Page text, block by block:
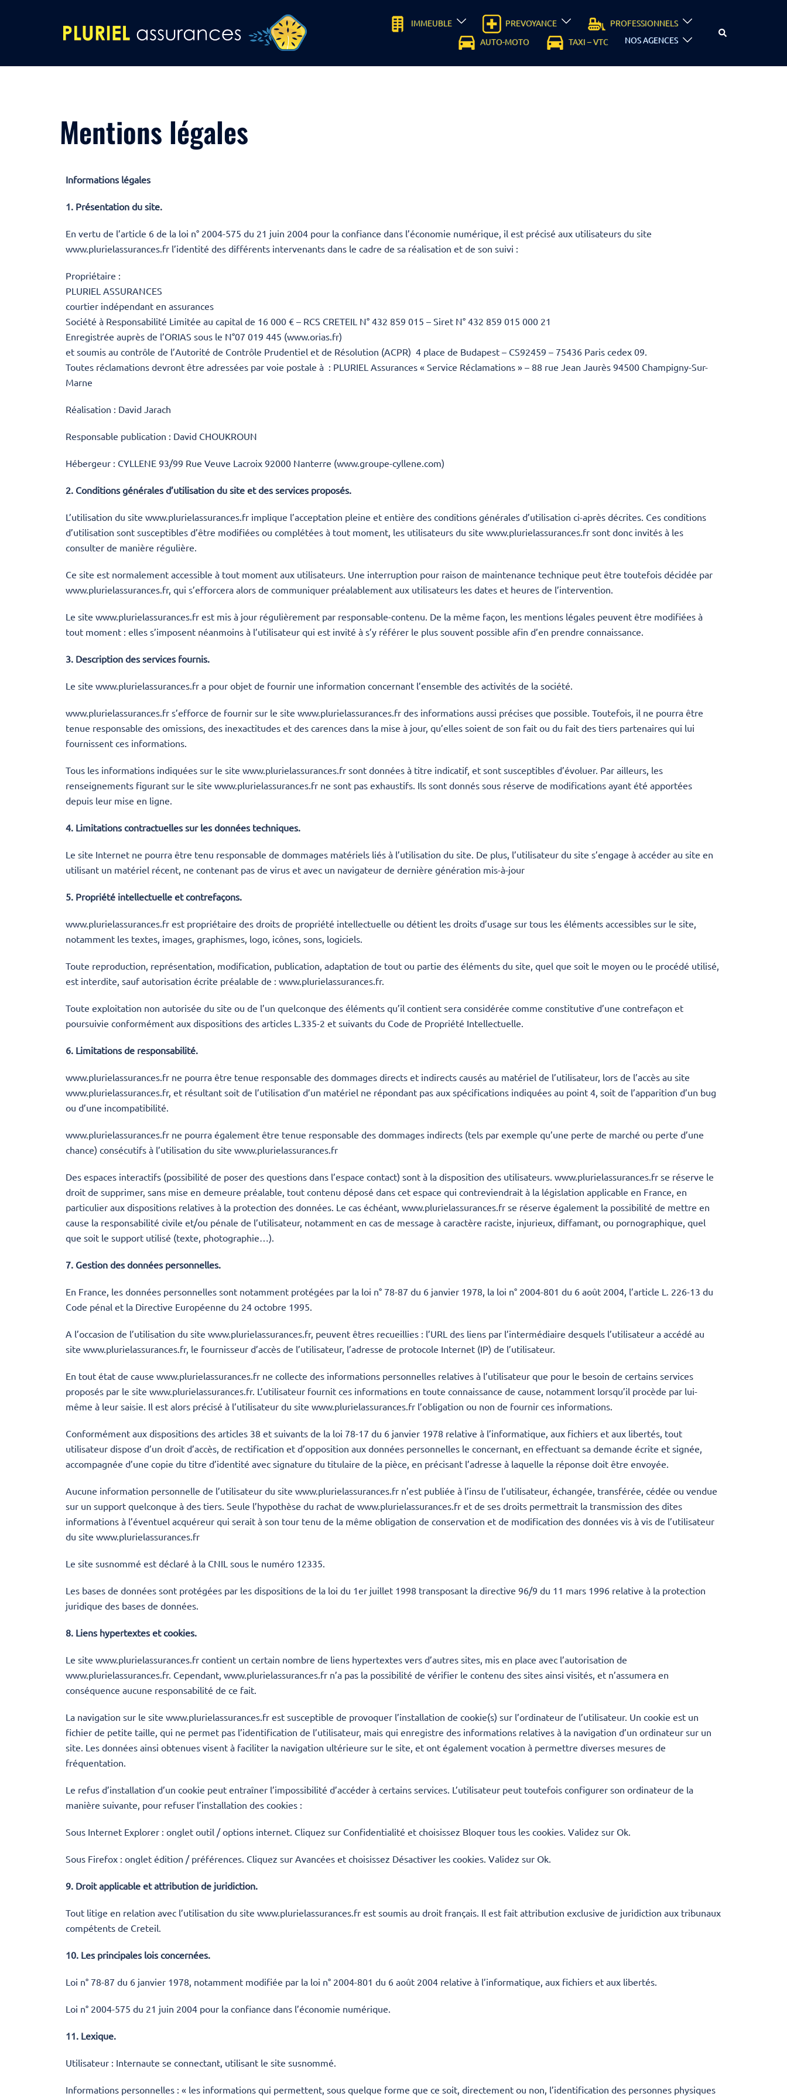
IMMEUBLE PREVOYANCE
PROFESSIONNELS
AUTO-MOTO
TAXI – VTC NOS AGENCES
Mentions légales
Informations légales
1. Présentation du site.
En vertu de l’article 6 de la loi n° 2004-575 du 21 juin 2004 pour la confiance dans l’économie numérique, il est précisé aux utilisateurs du site
www.plurielassurances.fr l’identité des différents intervenants dans le cadre de sa réalisation et de son suivi :
Propriétaire :
PLURIEL ASSURANCES
courtier indépendant en assurances
Société à Responsabilité Limitée au capital de 16 000 € – RCS CRETEIL N° 432 859 015 – Siret N° 432 859 015 000 21
Enregistrée auprès de l’ORIAS sous le N°07 019 445 (www.orias.fr)
et soumis au contrôle de l’Autorité de Contrôle Prudentiel et de Résolution (ACPR) 4 place de Budapest – CS92459 – 75436 Paris cedex 09.
Toutes réclamations devront être adressées par voie postale à : PLURIEL Assurances « Service Réclamations » – 88 rue Jean Jaurès 94500 Champigny-Sur-
Marne
Réalisation : David Jarach
Responsable publication : David CHOUKROUN
Hébergeur : CYLLENE 93/99 Rue Veuve Lacroix 92000 Nanterre (www.groupe-cyllene.com)
2. Conditions générales d’utilisation du site et des services proposés.
L’utilisation du site www.plurielassurances.fr implique l’acceptation pleine et entière des conditions générales d’utilisation ci-après décrites. Ces conditions
d’utilisation sont susceptibles d’être modifiées ou complétées à tout moment, les utilisateurs du site www.plurielassurances.fr sont donc invités à les
consulter de manière régulière.
Ce site est normalement accessible à tout moment aux utilisateurs. Une interruption pour raison de maintenance technique peut être toutefois décidée par
www.plurielassurances.fr, qui s’efforcera alors de communiquer préalablement aux utilisateurs les dates et heures de l’intervention.
Le site www.plurielassurances.fr est mis à jour régulièrement par responsable-contenu. De la même façon, les mentions légales peuvent être modifiées à
tout moment : elles s’imposent néanmoins à l’utilisateur qui est invité à s’y référer le plus souvent possible afin d’en prendre connaissance.
3. Description des services fournis.
Le site www.plurielassurances.fr a pour objet de fournir une information concernant l’ensemble des activités de la société.
www.plurielassurances.fr s’efforce de fournir sur le site www.plurielassurances.fr des informations aussi précises que possible. Toutefois, il ne pourra être
tenue responsable des omissions, des inexactitudes et des carences dans la mise à jour, qu’elles soient de son fait ou du fait des tiers partenaires qui lui
fournissent ces informations.
Tous les informations indiquées sur le site www.plurielassurances.fr sont données à titre indicatif, et sont susceptibles d’évoluer. Par ailleurs, les
renseignements figurant sur le site www.plurielassurances.fr ne sont pas exhaustifs. Ils sont donnés sous réserve de modifications ayant été apportées
depuis leur mise en ligne.
4. Limitations contractuelles sur les données techniques.
Le site Internet ne pourra être tenu responsable de dommages matériels liés à l’utilisation du site. De plus, l’utilisateur du site s’engage à accéder au site en
utilisant un matériel récent, ne contenant pas de virus et avec un navigateur de dernière génération mis-à-jour
5. Propriété intellectuelle et contrefaçons.
www.plurielassurances.fr est propriétaire des droits de propriété intellectuelle ou détient les droits d’usage sur tous les éléments accessibles sur le site,
notamment les textes, images, graphismes, logo, icônes, sons, logiciels.
Toute reproduction, représentation, modification, publication, adaptation de tout ou partie des éléments du site, quel que soit le moyen ou le procédé utilisé,
est interdite, sauf autorisation écrite préalable de : www.plurielassurances.fr.
Toute exploitation non autorisée du site ou de l’un quelconque des éléments qu’il contient sera considérée comme constitutive d’une contrefaçon et
poursuivie conformément aux dispositions des articles L.335-2 et suivants du Code de Propriété Intellectuelle.
6. Limitations de responsabilité.
www.plurielassurances.fr ne pourra être tenue responsable des dommages directs et indirects causés au matériel de l’utilisateur, lors de l’accès au site
www.plurielassurances.fr, et résultant soit de l’utilisation d’un matériel ne répondant pas aux spécifications indiquées au point 4, soit de l’apparition d’un bug
ou d’une incompatibilité.
www.plurielassurances.fr ne pourra également être tenue responsable des dommages indirects (tels par exemple qu’une perte de marché ou perte d’une
chance) consécutifs à l’utilisation du site www.plurielassurances.fr
Des espaces interactifs (possibilité de poser des questions dans l’espace contact) sont à la disposition des utilisateurs. www.plurielassurances.fr se réserve le
droit de supprimer, sans mise en demeure préalable, tout contenu déposé dans cet espace qui contreviendrait à la législation applicable en France, en
particulier aux dispositions relatives à la protection des données. Le cas échéant, www.plurielassurances.fr se réserve également la possibilité de mettre en
cause la responsabilité civile et/ou pénale de l’utilisateur, notamment en cas de message à caractère raciste, injurieux, diffamant, ou pornographique, quel
que soit le support utilisé (texte, photographie…).
7. Gestion des données personnelles.
En France, les données personnelles sont notamment protégées par la loi n° 78-87 du 6 janvier 1978, la loi n° 2004-801 du 6 août 2004, l’article L. 226-13 du
Code pénal et la Directive Européenne du 24 octobre 1995.
A l’occasion de l’utilisation du site www.plurielassurances.fr, peuvent êtres recueillies : l’URL des liens par l’intermédiaire desquels l’utilisateur a accédé au
site www.plurielassurances.fr, le fournisseur d’accès de l’utilisateur, l’adresse de protocole Internet (IP) de l’utilisateur.
En tout état de cause www.plurielassurances.fr ne collecte des informations personnelles relatives à l’utilisateur que pour le besoin de certains services
proposés par le site www.plurielassurances.fr. L’utilisateur fournit ces informations en toute connaissance de cause, notamment lorsqu’il procède par lui-
même à leur saisie. Il est alors précisé à l’utilisateur du site www.plurielassurances.fr l’obligation ou non de fournir ces informations.
Conformément aux dispositions des articles 38 et suivants de la loi 78-17 du 6 janvier 1978 relative à l’informatique, aux fichiers et aux libertés, tout
utilisateur dispose d’un droit d’accès, de rectification et d’opposition aux données personnelles le concernant, en effectuant sa demande écrite et signée,
accompagnée d’une copie du titre d’identité avec signature du titulaire de la pièce, en précisant l’adresse à laquelle la réponse doit être envoyée.
Aucune information personnelle de l’utilisateur du site www.plurielassurances.fr n’est publiée à l’insu de l’utilisateur, échangée, transférée, cédée ou vendue
sur un support quelconque à des tiers. Seule l’hypothèse du rachat de www.plurielassurances.fr et de ses droits permettrait la transmission des dites
informations à l’éventuel acquéreur qui serait à son tour tenu de la même obligation de conservation et de modification des données vis à vis de l’utilisateur
du site www.plurielassurances.fr
Le site susnommé est déclaré à la CNIL sous le numéro 12335.
Les bases de données sont protégées par les dispositions de la loi du 1er juillet 1998 transposant la directive 96/9 du 11 mars 1996 relative à la protection
juridique des bases de données.
8. Liens hypertextes et cookies.
Le site www.plurielassurances.fr contient un certain nombre de liens hypertextes vers d’autres sites, mis en place avec l’autorisation de
www.plurielassurances.fr. Cependant, www.plurielassurances.fr n’a pas la possibilité de vérifier le contenu des sites ainsi visités, et n’assumera en
conséquence aucune responsabilité de ce fait.
La navigation sur le site www.plurielassurances.fr est susceptible de provoquer l’installation de cookie(s) sur l’ordinateur de l’utilisateur. Un cookie est un
fichier de petite taille, qui ne permet pas l’identification de l’utilisateur, mais qui enregistre des informations relatives à la navigation d’un ordinateur sur un
site. Les données ainsi obtenues visent à faciliter la navigation ultérieure sur le site, et ont également vocation à permettre diverses mesures de
fréquentation.
Le refus d’installation d’un cookie peut entraîner l’impossibilité d’accéder à certains services. L’utilisateur peut toutefois configurer son ordinateur de la
manière suivante, pour refuser l’installation des cookies :
Sous Internet Explorer : onglet outil / options internet. Cliquez sur Confidentialité et choisissez Bloquer tous les cookies. Validez sur Ok.
Sous Firefox : onglet édition / préférences. Cliquez sur Avancées et choisissez Désactiver les cookies. Validez sur Ok.
9. Droit applicable et attribution de juridiction.
Tout litige en relation avec l’utilisation du site www.plurielassurances.fr est soumis au droit français. Il est fait attribution exclusive de juridiction aux tribunaux
compétents de Creteil.
10. Les principales lois concernées.
Loi n° 78-87 du 6 janvier 1978, notamment modifiée par la loi n° 2004-801 du 6 août 2004 relative à l’informatique, aux fichiers et aux libertés.
Loi n° 2004-575 du 21 juin 2004 pour la confiance dans l’économie numérique.
11. Lexique.
Utilisateur : Internaute se connectant, utilisant le site susnommé.
Informations personnelles : « les informations qui permettent, sous quelque forme que ce soit, directement ou non, l’identification des personnes physiques